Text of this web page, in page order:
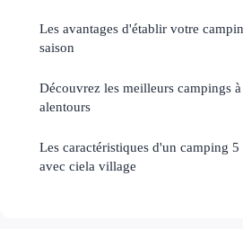
Les avantages d'établir votre
saison
Découvrez les meilleurs campings
alentours
Les caractéristiques d'un camping
avec ciela village